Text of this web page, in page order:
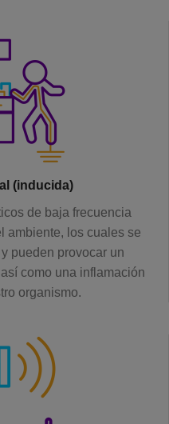
(inducida)
de baja frecuencia
ambiente, los cuales se
pueden provocar un
como una inflamación
organismo.